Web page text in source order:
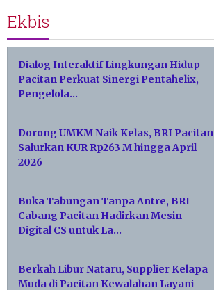
Ekbis
Dialog Interaktif Lingkungan Hidup
Pacitan Perkuat Sinergi Pentahelix,
Pengelola…
Dorong UMKM Naik Kelas, BRI Pacitan
Salurkan KUR Rp263 M hingga April
2026
Buka Tabungan Tanpa Antre, BRI
Cabang Pacitan Hadirkan Mesin
Digital CS untuk La…
Berkah Libur Nataru, Supplier Kelapa
Muda di Pacitan Kewalahan Layani